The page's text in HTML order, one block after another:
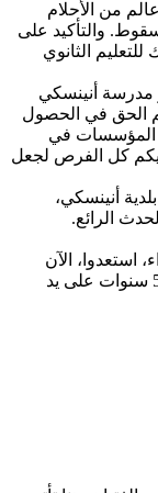
من الأحلام
والتأكيد على
الثانوي
مدرسة أنينسكي
الحق في الحصول
في
مما يعني أن لديكم كل الفرص لجعل
أنينسكي،
الرائع.
استعدوا، الآن
سنكتشف من سيعود إلى أرض أنينسكايا خلال 5 سنوات على يد